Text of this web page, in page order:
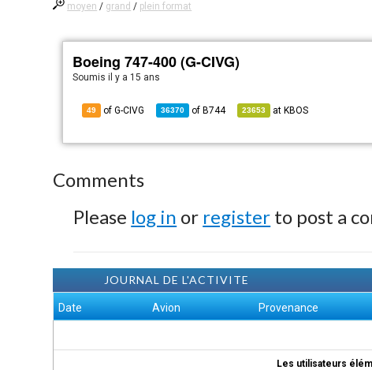
moyen / grand / plein format
Boeing 747-400 (G-CIVG)
Soumisil y a 15 ans
49 of G-CIVG 36370 of B744 23653 at KBOS
Comments
Please log in or register to post a
JOURNAL DE L'ACTIVITE
Date Avion Provenance
Les utilisateurs